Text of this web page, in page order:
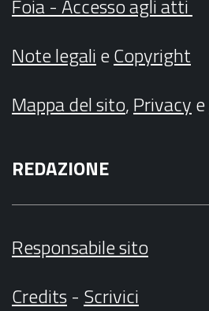
Foia - Accesso agli atti
Note legalieCopyright
Mappa del sito,Privacye
REDAZIONE
Responsabile sito
Credits- Scrivici